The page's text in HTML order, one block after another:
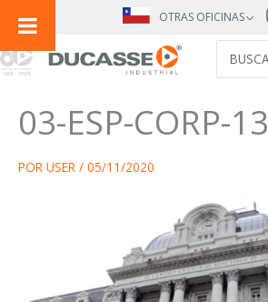
CONTENIDO
OTRAS OFICINAS
FOR:
03-ESP-CORP-13
POR USER / 05/11/2020